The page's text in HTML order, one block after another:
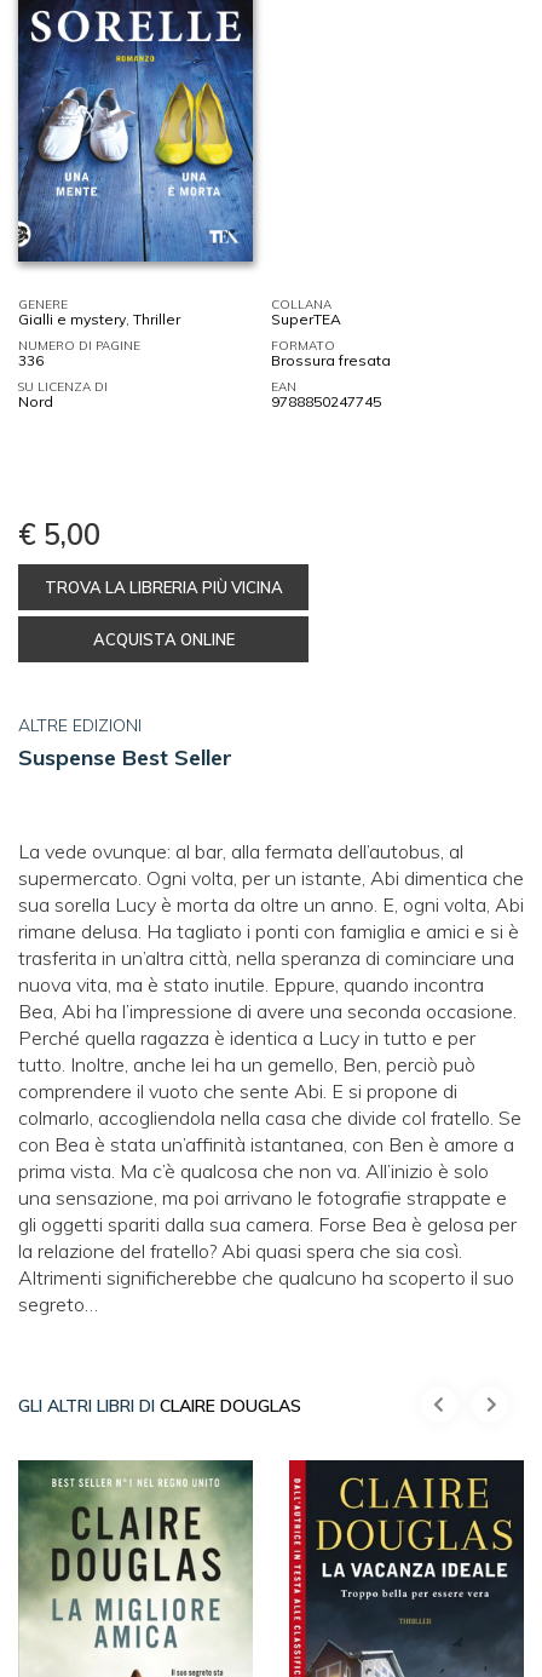
GENERE
Gialli e mystery, Thriller
COLLANA
SuperTEA
NUMERO DI PAGINE
336
FORMATO
Brossura fresata
SU LICENZA DI
Nord
EAN
9788850247745
€ 5,00
TROVA LA LIBRERIA PIÙ VICINA
ACQUISTA ONLINE
ALTRE EDIZIONI
Suspense Best Seller
La vede ovunque: al bar, alla fermata dell’autobus, al
supermercato. Ogni volta, per un istante, Abi dimentica che
sua sorella Lucy è morta da oltre un anno. E, ogni volta, Abi
rimane delusa. Ha tagliato i ponti con famiglia e amici e si è
trasferita in un’altra città, nella speranza di cominciare una
nuova vita, ma è stato inutile. Eppure, quando incontra
Bea, Abi ha l’impressione di avere una seconda occasione.
Perché quella ragazza è identica a Lucy in tutto e per
tutto. Inoltre, anche lei ha un gemello, Ben, perciò può
comprendere il vuoto che sente Abi. E si propone di
colmarlo, accogliendola nella casa che divide col fratello. Se
con Bea è stata un’affinità istantanea, con Ben è amore a
prima vista. Ma c’è qualcosa che non va. All’inizio è solo
una sensazione, ma poi arrivano le fotografie strappate e
gli oggetti spariti dalla sua camera. Forse Bea è gelosa per
la relazione del fratello? Abi quasi spera che sia così.
Altrimenti significherebbe che qualcuno ha scoperto il suo
segreto…
GLI ALTRI LIBRI DI CLAIRE DOUGLAS